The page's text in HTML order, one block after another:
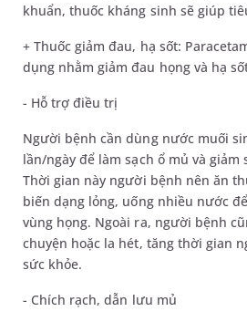
khuẩn, thuốc kháng sinh sẽ giúp
+ Thuốc giảm đau, hạ sốt:
dụng nhằm giảm đau họng và hạ
- Hỗ trợ điều trị
Người bệnh cần dùng nước muối
lần/ngày để làm sạch ổ mủ và giảm
Thời gian này người bệnh nên ăn
biến dạng lỏng, uống nhiều nước
vùng họng. Ngoài ra, người bệnh
chuyện hoặc la hét, tăng thời gian
sức khỏe.
- Chích rạch, dẫn lưu mủ